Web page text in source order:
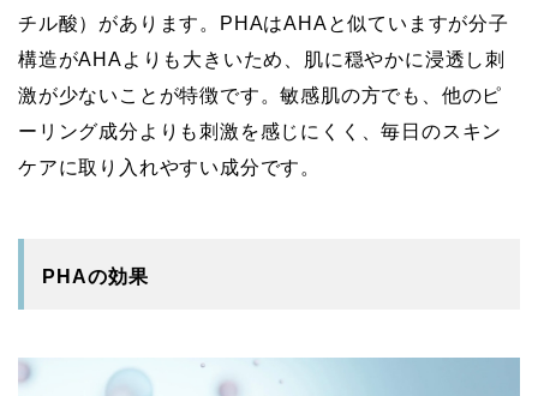
チル酸）があります。PHAはAHAと似ていますが分子
構造がAHAよりも大きいため、肌に穏やかに浸透し刺
激が少ないことが特徴です。敏感肌の方でも、他のピ
ーリング成分よりも刺激を感じにくく、毎日のスキン
ケアに取り入れやすい成分です。
PHAの効果